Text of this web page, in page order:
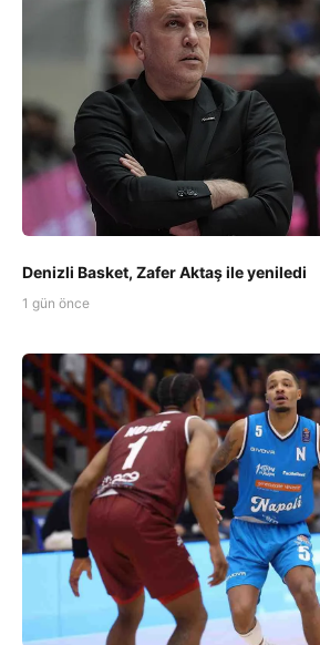
Denizli Basket, Zafer Aktaş ile yeniledi
1 gün önce